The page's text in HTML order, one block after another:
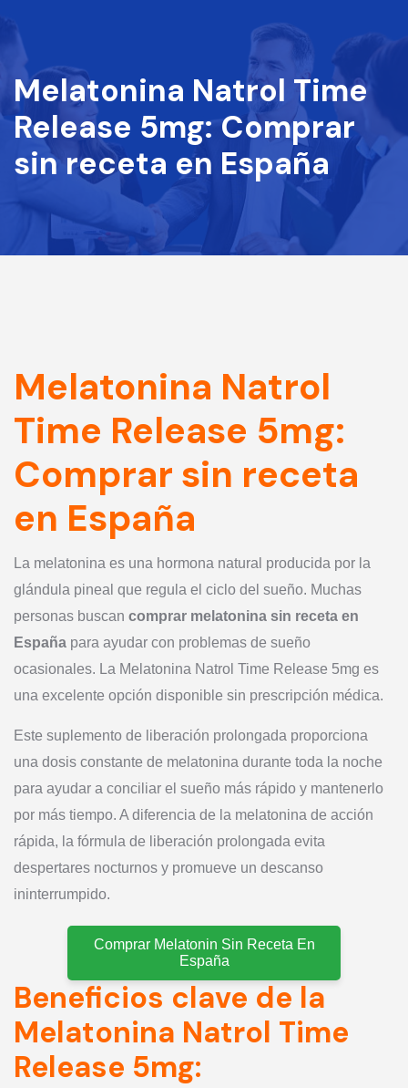
Melatonina Natrol Time
Release 5mg: Comprar
sin receta en España
Melatonina Natrol
Time Release 5mg:
Comprar sin receta
en España
La melatonina es una hormona natural producida por la
glándula pineal que regula el ciclo del sueño. Muchas
personas buscan comprar melatonina sin receta en
España para ayudar con problemas de sueño
ocasionales. La Melatonina Natrol Time Release 5mg es
una excelente opción disponible sin prescripción médica.
Este suplemento de liberación prolongada proporciona
una dosis constante de melatonina durante toda la noche
para ayudar a conciliar el sueño más rápido y mantenerlo
por más tiempo. A diferencia de la melatonina de acción
rápida, la fórmula de liberación prolongada evita
despertares nocturnos y promueve un descanso
ininterrumpido.
Comprar Melatonin Sin Receta En
España
Beneficios clave de la
Melatonina Natrol Time
Release 5mg: